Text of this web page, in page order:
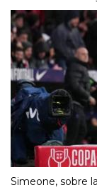
Simeone, sobre